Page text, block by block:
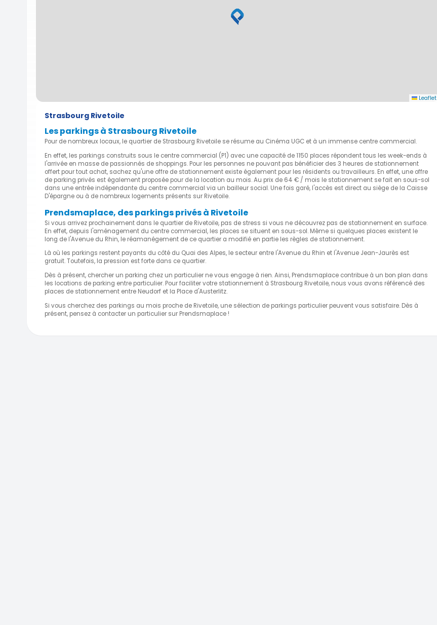
Leaflet
Strasbourg Rivetoile
Les parkings à Strasbourg Rivetoile
Pour de nombreux locaux, le quartier de Strasbourg Rivetoile se résume au Cinéma UGC et à un immense centre commercial.
En effet, les parkings construits sous le centre commercial (P1) avec une capacité de 1150 places répondent tous les week-ends à
l'arrivée en masse de passionnés de shoppings. Pour les personnes ne pouvant pas bénéficier des 3 heures de stationnement
offert pour tout achat, sachez qu'une offre de stationnement existe également pour les résidents ou travailleurs. En effet, une offre
de parking privés est également proposée pour de la location au mois. Au prix de 64 € / mois le stationnement se fait en sous-sol
dans une entrée indépendante du centre commercial via un bailleur social. Une fois garé, l'accès est direct au siège de la Caisse
D'épargne ou à de nombreux logements présents sur Rivetoile.
Prendsmaplace, des parkings privés à Rivetoile
Si vous arrivez prochainement dans le quartier de Rivetoile, pas de stress si vous ne découvrez pas de stationnement en surface.
En effet, depuis l'aménagement du centre commercial, les places se situent en sous-sol. Même si quelques places existent le
long de l'Avenue du Rhin, le réamanégement de ce quartier a modifié en partie les règles de stationnement.
Là où les parkings restent payants du côté du Quai des Alpes, le secteur entre l'Avenue du Rhin et l'Avenue Jean-Jaurès est
gratuit. Toutefois, la pression est forte dans ce quartier.
Dès à présent, chercher un parking chez un particulier ne vous engage à rien. Ainsi, Prendsmaplace contribue à un bon plan dans
les locations de parking entre particulier. Pour faciliter votre stationnement à Strasbourg Rivetoile, nous vous avons référencé des
places de stationnement entre Neudorf et la Place d'Austerlitz.
Si vous cherchez des parkings au mois proche de Rivetoile, une sélection de parkings particulier peuvent vous satisfaire. Dès à
présent, pensez à contacter un particulier sur Prendsmaplace !